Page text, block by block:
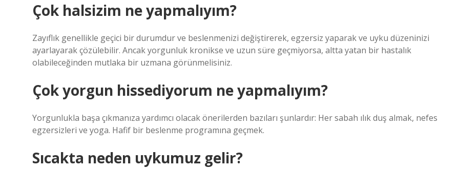
Çok halsizim ne yapmalıyım?
Zayıflık genellikle geçici bir durumdur ve beslenmenizi değiştirerek, egzersiz yaparak ve uyku düzeninizi
ayarlayarak çözülebilir. Ancak yorgunluk kronikse ve uzun süre geçmiyorsa, altta yatan bir hastalık
olabileceğinden mutlaka bir uzmana görünmelisiniz.
Çok yorgun hissediyorum ne yapmalıyım?
Yorgunlukla başa çıkmanıza yardımcı olacak önerilerden bazıları şunlardır: Her sabah ılık duş almak, nefes
egzersizleri ve yoga. Hafif bir beslenme programına geçmek.
Sıcakta neden uykumuz gelir?